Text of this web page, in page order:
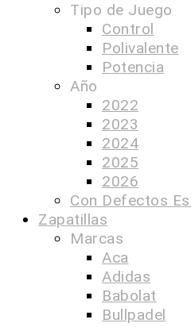
Tipo de Juego
Control
Polivalente
Potencia
Año
2022
2023
2024
2025
2026
Con Defectos
Zapatillas
Marcas
Aca
Adidas
Babolat
Bullpadel